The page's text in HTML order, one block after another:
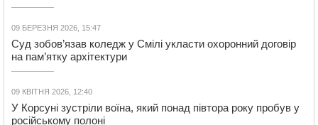
09 БЕРЕЗНЯ 2026, 15:47
Суд зобов’язав коледж у Смілі укласти охоронний договір
на пам’ятку архітектури
09 КВІТНЯ 2026, 12:40
У Корсуні зустріли воїна, який понад півтора року пробув у
російському полоні